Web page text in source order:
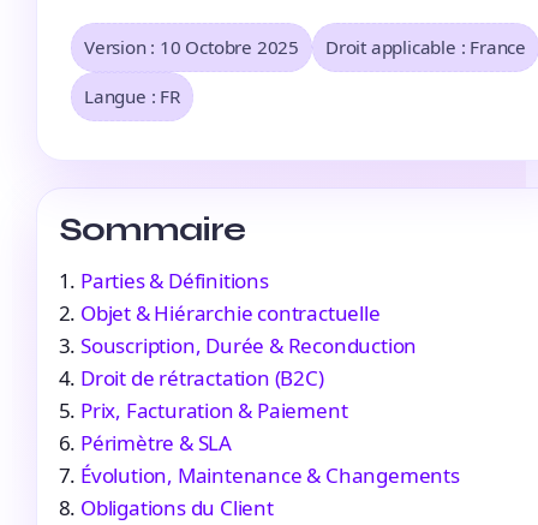
Version : 10 Octobre 2025 Droit applicable : France
Langue : FR
Sommaire
Parties & Définitions
Objet & Hiérarchie contractuelle
Souscription, Durée & Reconduction
Droit de rétractation (B2C)
Prix, Facturation & Paiement
Périmètre & SLA
Évolution, Maintenance & Changements
Obligations du Client